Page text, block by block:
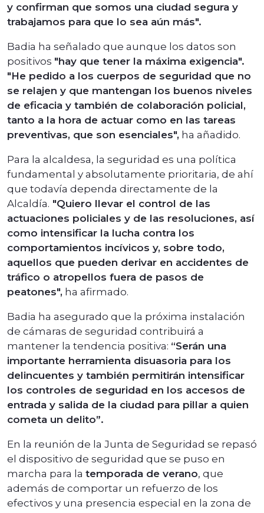
y confirman que somos una ciudad segura y
trabajamos para que lo sea aún más".
Badia ha señalado que aunque los datos son
positivos "hay que tener la máxima exigencia".
"He pedido a los cuerpos de seguridad que no
se relajen y que mantengan los buenos niveles
de eficacia y también de colaboración policial,
tanto a la hora de actuar como en las tareas
preventivas, que son esenciales", ha añadido.
Para la alcaldesa, la seguridad es una política
fundamental y absolutamente prioritaria, de ahí
que todavía dependa directamente de la
Alcaldía. "Quiero llevar el control de las
actuaciones policiales y de las resoluciones, así
como intensificar la lucha contra los
comportamientos incívicos y, sobre todo,
aquellos que pueden derivar en accidentes de
tráfico o atropellos fuera de pasos de
peatones", ha afirmado.
Badia ha asegurado que la próxima instalación
de cámaras de seguridad contribuirá a
mantener la tendencia positiva: “Serán una
importante herramienta disuasoria para los
delincuentes y también permitirán intensificar
los controles de seguridad en los accesos de
entrada y salida de la ciudad para pillar a quien
cometa un delito”.
En la reunión de la Junta de Seguridad se repasó
el dispositivo de seguridad que se puso en
marcha para la temporada de verano, que
además de comportar un refuerzo de los
efectivos y una presencia especial en la zona de